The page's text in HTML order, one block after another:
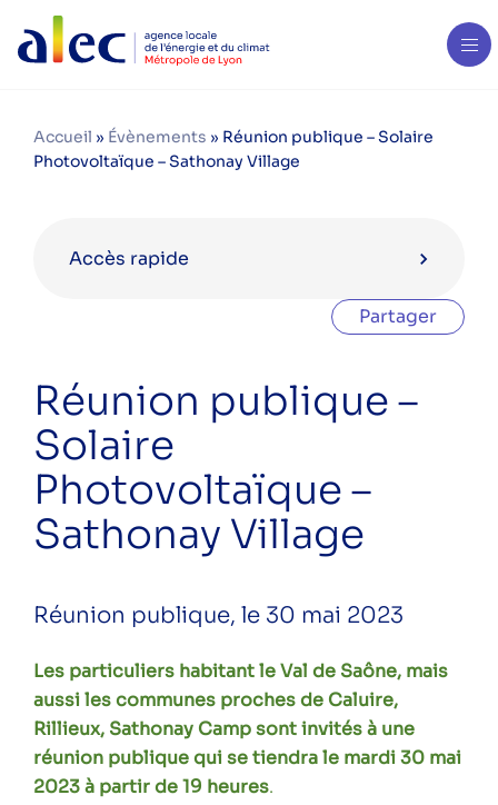
Accueil » Évènements » Réunion publique – Solaire
Photovoltaïque – Sathonay Village
Accès rapide
Réunion publique – Les bases de la
rénovation énergétique ! – Quincieux
VIVRE AU PRÉSENT – Le forum des
seniors à Villeurbanne
Le grand festival du Val de Saône –
Fête du Printemps – Ecully
Visite ANNULÉE à Givors
Réunion d’information – Restitution
Thermographies Saint Fons
Visite d’une copropriété rénovée BBC
Partager
Réunion publique –
Solaire
Photovoltaïque –
Sathonay Village
Réunion publique, le 30 mai 2023
Les particuliers habitant le Val de Saône, mais
aussi les communes proches de Caluire,
Rillieux, Sathonay Camp sont invités à une
réunion publique qui se tiendra le mardi 30 mai
2023 à partir de 19 heures.